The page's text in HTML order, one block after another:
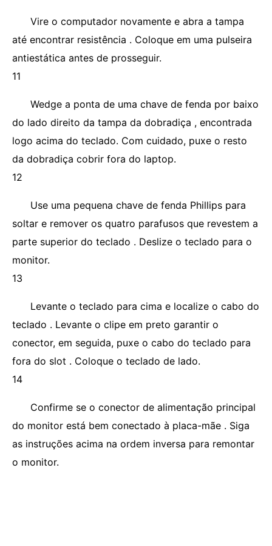
Vire o computador novamente e abra a tampa
até encontrar resistência . Coloque em uma pulseira
antiestática antes de prosseguir.
11
Wedge a ponta de uma chave de fenda por baixo
do lado direito da tampa da dobradiça , encontrada
logo acima do teclado. Com cuidado, puxe o resto
da dobradiça cobrir fora do laptop.
12
Use uma pequena chave de fenda Phillips para
soltar e remover os quatro parafusos que revestem a
parte superior do teclado . Deslize o teclado para o
monitor.
13
Levante o teclado para cima e localize o cabo do
teclado . Levante o clipe em preto garantir o
conector, em seguida, puxe o cabo do teclado para
fora do slot . Coloque o teclado de lado.
14
Confirme se o conector de alimentação principal
do monitor está bem conectado à placa-mãe . Siga
as instruções acima na ordem inversa para remontar
o monitor.